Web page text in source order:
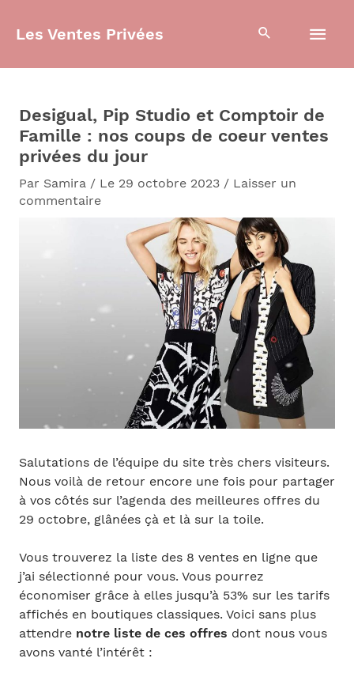
Les Ventes Privées
Desigual, Pip Studio et Comptoir de
Famille : nos coups de coeur ventes
privées du jour
Par Samira / Le 29 octobre 2023 / Laisser un
commentaire
Salutations de l’équipe du site très chers visiteurs.
Nous voilà de retour encore une fois pour partager
à vos côtés sur l’agenda des meilleures offres du
29 octobre, glânées çà et là sur la toile.
Vous trouverez la liste des 8 ventes en ligne que
j’ai sélectionné pour vous. Vous pourrez
économiser grâce à elles jusqu’à 53% sur les tarifs
affichés en boutiques classiques. Voici sans plus
attendre notre liste de ces offres dont nous vous
avons vanté l’intérêt :